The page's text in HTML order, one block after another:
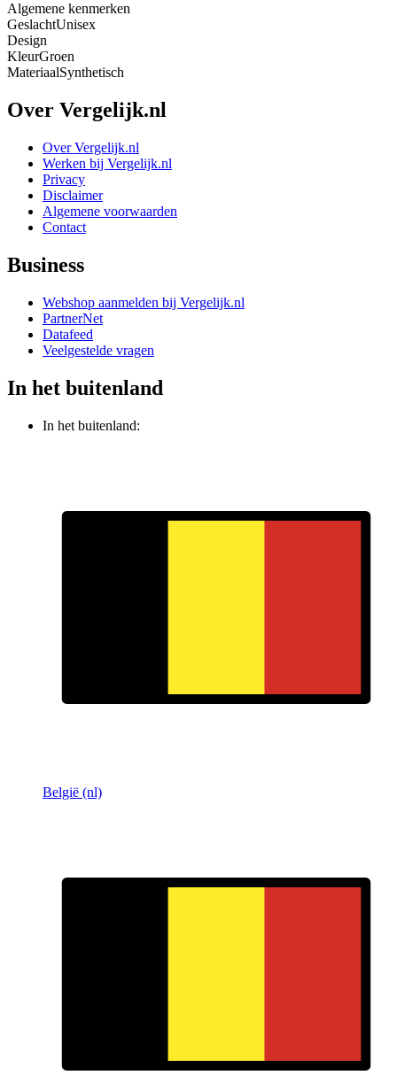
Algemene kenmerken
GeslachtUnisex
Design
KleurGroen
MateriaalSynthetisch
Over Vergelijk.nl
Over Vergelijk.nl
Werken bij Vergelijk.nl
Privacy
Disclaimer
Algemene voorwaarden
Contact
Business
Webshop aanmelden bij Vergelijk.nl
PartnerNet
Datafeed
Veelgestelde vragen
In het buitenland
In het buitenland:
België (nl)